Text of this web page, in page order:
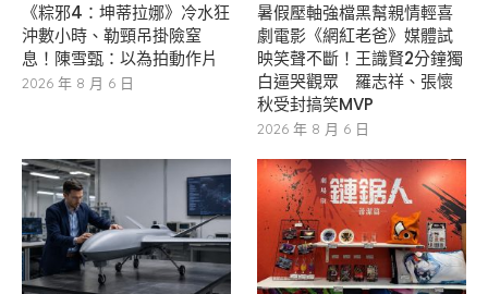
《粽邪4：坤蒂拉娜》冷水狂
沖數小時、勒頸吊掛險窒
息！陳雪甄：以為拍動作片
2026 年 8 月 6 日
暑假壓軸強檔黑幫親情輕喜
劇電影《網紅老爸》媒體試
映笑聲不斷！王識賢2分鐘獨
白逼哭觀眾 羅志祥、張懷
秋受封搞笑MVP
2026 年 8 月 6 日